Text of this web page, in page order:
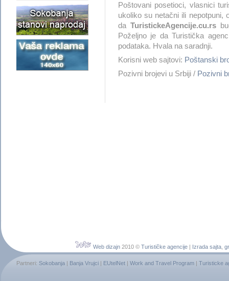
Poštovani posetioci, vlasnici
ukoliko su netačni ili nepotpuni,
da TuristickeAgencije.cu.rs
Poželjno je da Turistička
podataka. Hvala na saradnji.
Korisni web sajtovi: Poštanski
Pozivni brojevi u Srbiji / Pozivni
Web dizajn 2010 © Turističke agencije | Izrada sajta
Partneri: Sokobanja | Banja Vrujci | EUtelNet | Work and Travel Program | Turisticke